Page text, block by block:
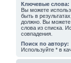
Ключевые слова:
Вы можете
быть в
должно. Вы
слова из списка.
совпадения.
Поиск по автору:
Используйте * в